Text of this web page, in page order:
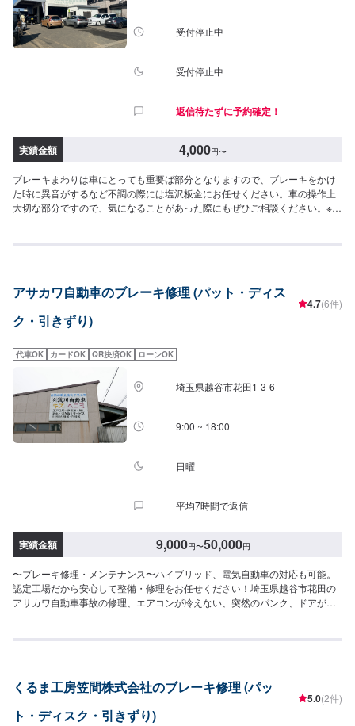
受付停止中
受付停止中
返信待たずに予約確定！
実績金額 4,000円〜
ブレーキまわりは車にとっても重要ば部分となりますので、ブレーキをかけ
た時に異音がするなど不調の際には塩沢板金にお任せください。車の操作上
大切な部分ですので、気になることがあった際にもぜひご相談ください。※価
1,000/1カ所）
アサカワ自動車のブレーキ修理 (パット・ディス
ク・引きずり)
4.7(6件)
代車OK カードOK QR決済OK ローンOK
埼玉県越谷市花田1-3-6
9:00 ~ 18:00
日曜
平均7時間で返信
実績金額 9,000円〜50,000円
〜ブレーキ修理・メンテナンス〜ハイブリッド、電気自動車の対応も可能。
認定工場だから安心して整備・修理をお任せください！埼玉県越谷市花田の
アサカワ自動車事故の修理、エアコンが冷えない、突然のパンク、ドアが開
どんなことでもお気軽にご相談ください。【作業実績】トヨタノア14,850円
全と安心をお約束します。●ハイブリッド車・電気自動車の修理に対応アサカ
ワ自動車は、ハイブリット車・電気自動車の取扱工場です。（労働安全衛生
法第59条で規定の『低圧電気取扱特別教育実施工場』）●最新の設備と有資
くるま工房笠間株式会社のブレーキ修理 (パッ
ト・ディスク・引きずり)
5.0(2件)